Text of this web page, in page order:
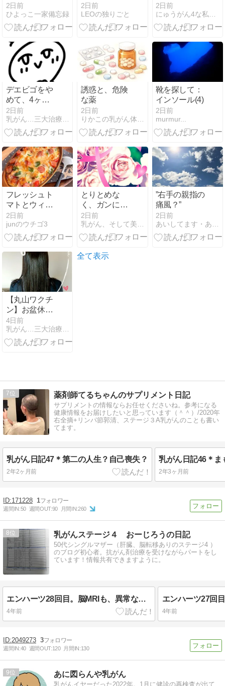
2日前
ひよっこ一家備忘録
2日前
LEOの独りごと
（nya.3487）
2日前
デエビゴをや
めて、4ヶ月
が経ちました
2日前
誘惑と、危険
な薬
2日前
靴を探して：
インソール(4)
2日前
murmur...
フレッシュト
マトとウィン
ナーのレンジ
ドリア
2日前
junのウチゴ3
とりとめな
く、ガンにつ
いて書きます
2日前
”右手の親指の
痛風？”
2日前
【丸山ワクチ
ン】お盆休み
前の発送スケ
ジュールが予
想外
4日前
全て表示
7 薬剤師てるちゃんのサプリメント日記
サプリメントの情報ならお任せくださいね。参考になる
健康情報をお届けしたいと思っています（＾＾）/2020年
右全摘+リンパ節郭清、ステージ３A乳がんのことも書い
てます。
乳がん日記47＊第二の人生？自己喪失？
2年2ヶ月前
乳がん日記46＊ま
2年3ヶ月前
171228 1
週間IN:50 週間OUT:90 月間IN:260
8 乳がんステージ４ おーじろうの日記
50代シングルマザー（肝臓、脳転移ありのステージ4 ）
のブログ初心者。抗がん剤治療を受けながらパートをし
ています！情報共有できますように。
エンハーツ28回目。脳MRIも、異常なし。
4年前 4年前
2049273 3
週間IN:40 週間OUT:120 月間IN:130
9 あに図らんや乳がん
乳がんイヤーだった2022年。1月に健診の再検査が出て、